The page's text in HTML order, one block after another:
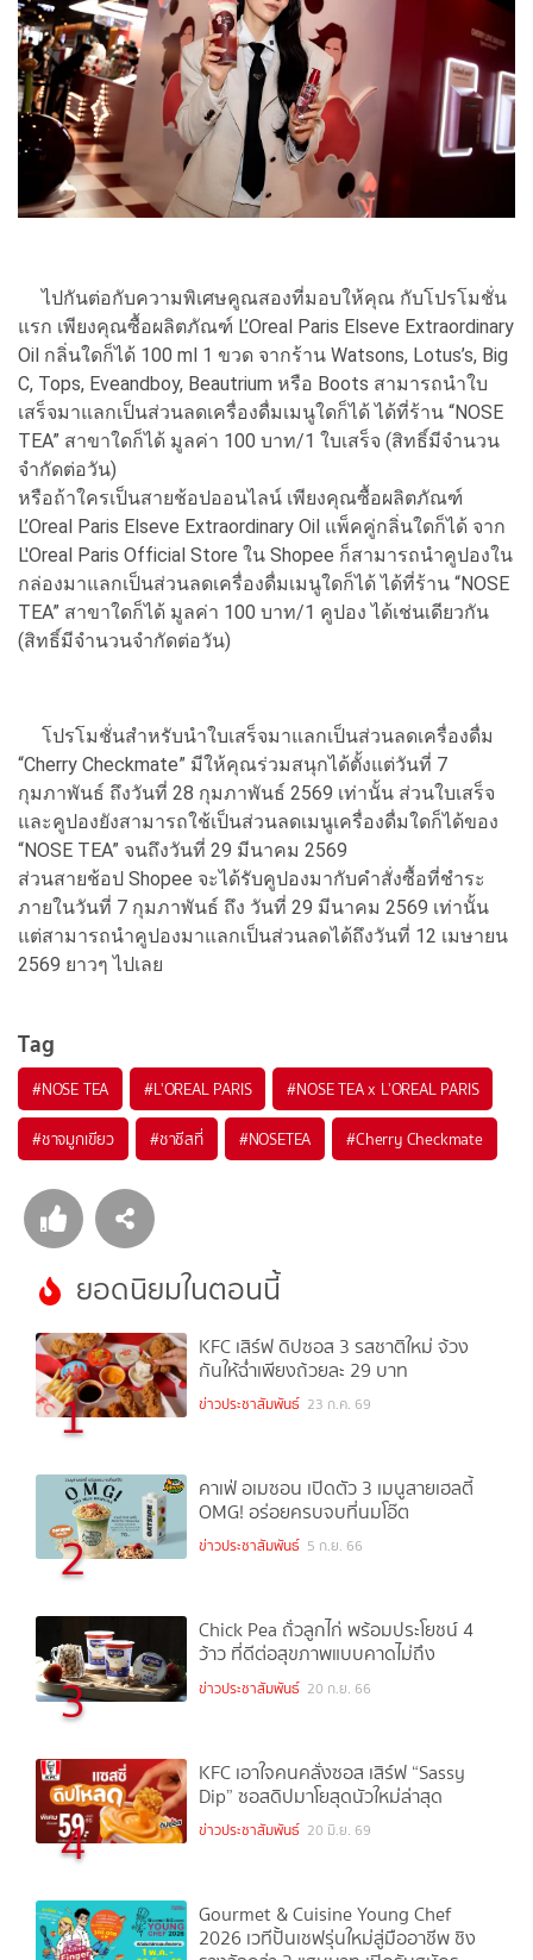
ไปกันต่อกับความพิเศษคูณสองที่มอบให้คุณ กับโปรโมชั่น
แรก เพียงคุณซื้อผลิตภัณฑ์ L’Oreal Paris Elseve Extraordinary
Oil กลิ่นใดก็ได้ 100 ml 1 ขวด จากร้าน Watsons, Lotus’s, Big
C, Tops, Eveandboy, Beautrium หรือ Boots สามารถนำใบ
เสร็จมาแลกเป็นส่วนลดเครื่องดื่มเมนูใดก็ได้ ได้ที่ร้าน “NOSE
TEA” สาขาใดก็ได้ มูลค่า 100 บาท/1 ใบเสร็จ (สิทธิ์มีจำนวน
จำกัดต่อวัน)
หรือถ้าใครเป็นสายช้อปออนไลน์ เพียงคุณซื้อผลิตภัณฑ์
L’Oreal Paris Elseve Extraordinary Oil แพ็คคู่กลิ่นใดก็ได้ จาก
L'Oreal Paris Official Store ใน Shopee ก็สามารถนำคูปองใน
กล่องมาแลกเป็นส่วนลดเครื่องดื่มเมนูใดก็ได้ ได้ที่ร้าน “NOSE
TEA” สาขาใดก็ได้ มูลค่า 100 บาท/1 คูปอง ได้เช่นเดียวกัน
(สิทธิ์มีจำนวนจำกัดต่อวัน)
โปรโมชั่นสำหรับนำใบเสร็จมาแลกเป็นส่วนลดเครื่องดื่ม
“Cherry Checkmate” มีให้คุณร่วมสนุกได้ตั้งแต่วันที่ 7
กุมภาพันธ์ ถึงวันที่ 28 กุมภาพันธ์ 2569 เท่านั้น ส่วนใบเสร็จ
และคูปองยังสามารถใช้เป็นส่วนลดเมนูเครื่องดื่มใดก็ได้ของ
“NOSE TEA” จนถึงวันที่ 29 มีนาคม 2569
ส่วนสายช้อป Shopee จะได้รับคูปองมากับคำสั่งซื้อที่ชำระ
ภายในวันที่ 7 กุมภาพันธ์ ถึง วันที่ 29 มีนาคม 2569 เท่านั้น
แต่สามารถนำคูปองมาแลกเป็นส่วนลดได้ถึงวันที่ 12 เมษายน
2569 ยาวๆ ไปเลย
Tag
#NOSE TEA #L'OREAL PARIS #NOSE TEA x L'OREAL PARIS
#ชาจมูกเขียว #ชาชีสที่ #NOSETEA #Cherry Checkmate
ยอดนิยมในตอนนี้
1
KFC เสิร์ฟ ดิปซอส 3 รสชาติใหม่ จ้วง
กันให้ฉ่ำเพียงถ้วยละ 29 บาท
ข่าวประชาสัมพันธ์ 23 ก.ค. 69
2
คาเฟ่ อเมซอน เปิดตัว 3 เมนูสายเฮลตี้
OMG! อร่อยครบจบที่นมโอ๊ต
ข่าวประชาสัมพันธ์ 5 ก.ย. 66
3
Chick Pea ถั่วลูกไก่ พร้อมประโยชน์ 4
ว้าว ที่ดีต่อสุขภาพแบบคาดไม่ถึง
ข่าวประชาสัมพันธ์ 20 ก.ย. 66
4
KFC เอาใจคนคลั่งซอส เสิร์ฟ “Sassy
Dip” ซอสดิปมาโยสุดนัวใหม่ล่าสุด
ข่าวประชาสัมพันธ์ 20 มิ.ย. 69
Gourmet & Cuisine Young Chef
2026 เวทีปั้นเชฟรุ่นใหม่สู่มืออาชีพ ชิง